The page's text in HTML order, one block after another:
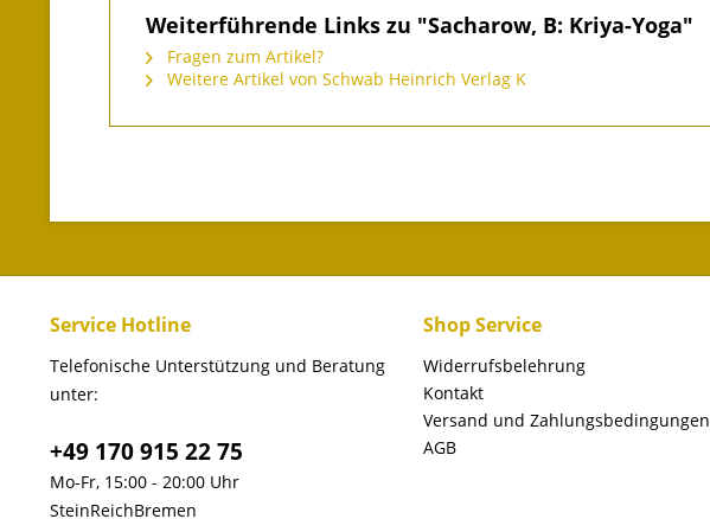
Weiterführende Links zu "Sacharow, B: Kriya-Yoga"
Fragen zum Artikel?
Weitere Artikel von Schwab Heinrich Verlag K
Service Hotline
Telefonische Unterstützung und Beratung
unter:
+49 170 915 22 75
Mo-Fr, 15:00 - 20:00 Uhr
SteinReichBremen
Shop Service
Widerrufsbelehrung
Kontakt
Versand und Zahlungsbedingungen
AGB